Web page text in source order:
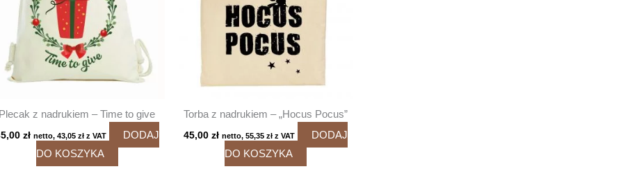
z nadrukiem – Time to give
zł netto, 43,05 złz VAT
DODAJ
DO KOSZYKA
Torba z nadrukiem – „Hocus Pocus”
45,00zł netto,55,35zł z VAT
DODAJ
DO KOSZYKA